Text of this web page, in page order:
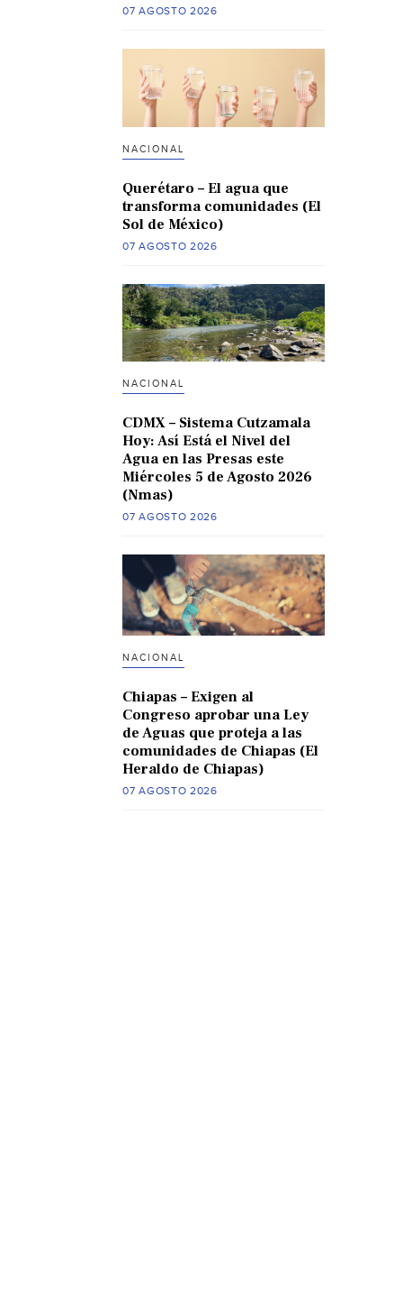
07 AGOSTO 2026
NACIONAL
Querétaro – El agua que
transforma comunidades (El
Sol de México)
07 AGOSTO 2026
NACIONAL
CDMX – Sistema Cutzamala
Hoy: Así Está el Nivel del
Agua en las Presas este
Miércoles 5 de Agosto 2026
(Nmas)
07 AGOSTO 2026
NACIONAL
Chiapas – Exigen al
Congreso aprobar una Ley
de Aguas que proteja a las
comunidades de Chiapas (El
Heraldo de Chiapas)
07 AGOSTO 2026